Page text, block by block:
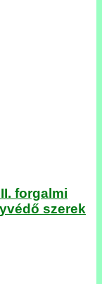
forgalmi
szerek